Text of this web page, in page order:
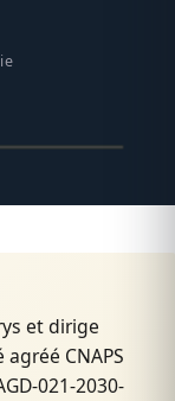
et dirige
CNAPS
021-2030-